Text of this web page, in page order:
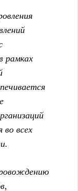
рамках
во всех